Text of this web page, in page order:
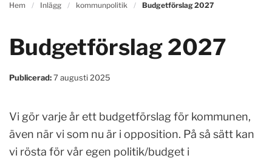
Hem Inlägg kommunpolitik Budgetförslag 2027
Budgetförslag 2027
Publicerad:7 augusti 2025
Vi gör varje år ett budgetförslag för kommunen,
även när vi som nu är i opposition. På så sätt kan
vi rösta för vår egen politik/budget i